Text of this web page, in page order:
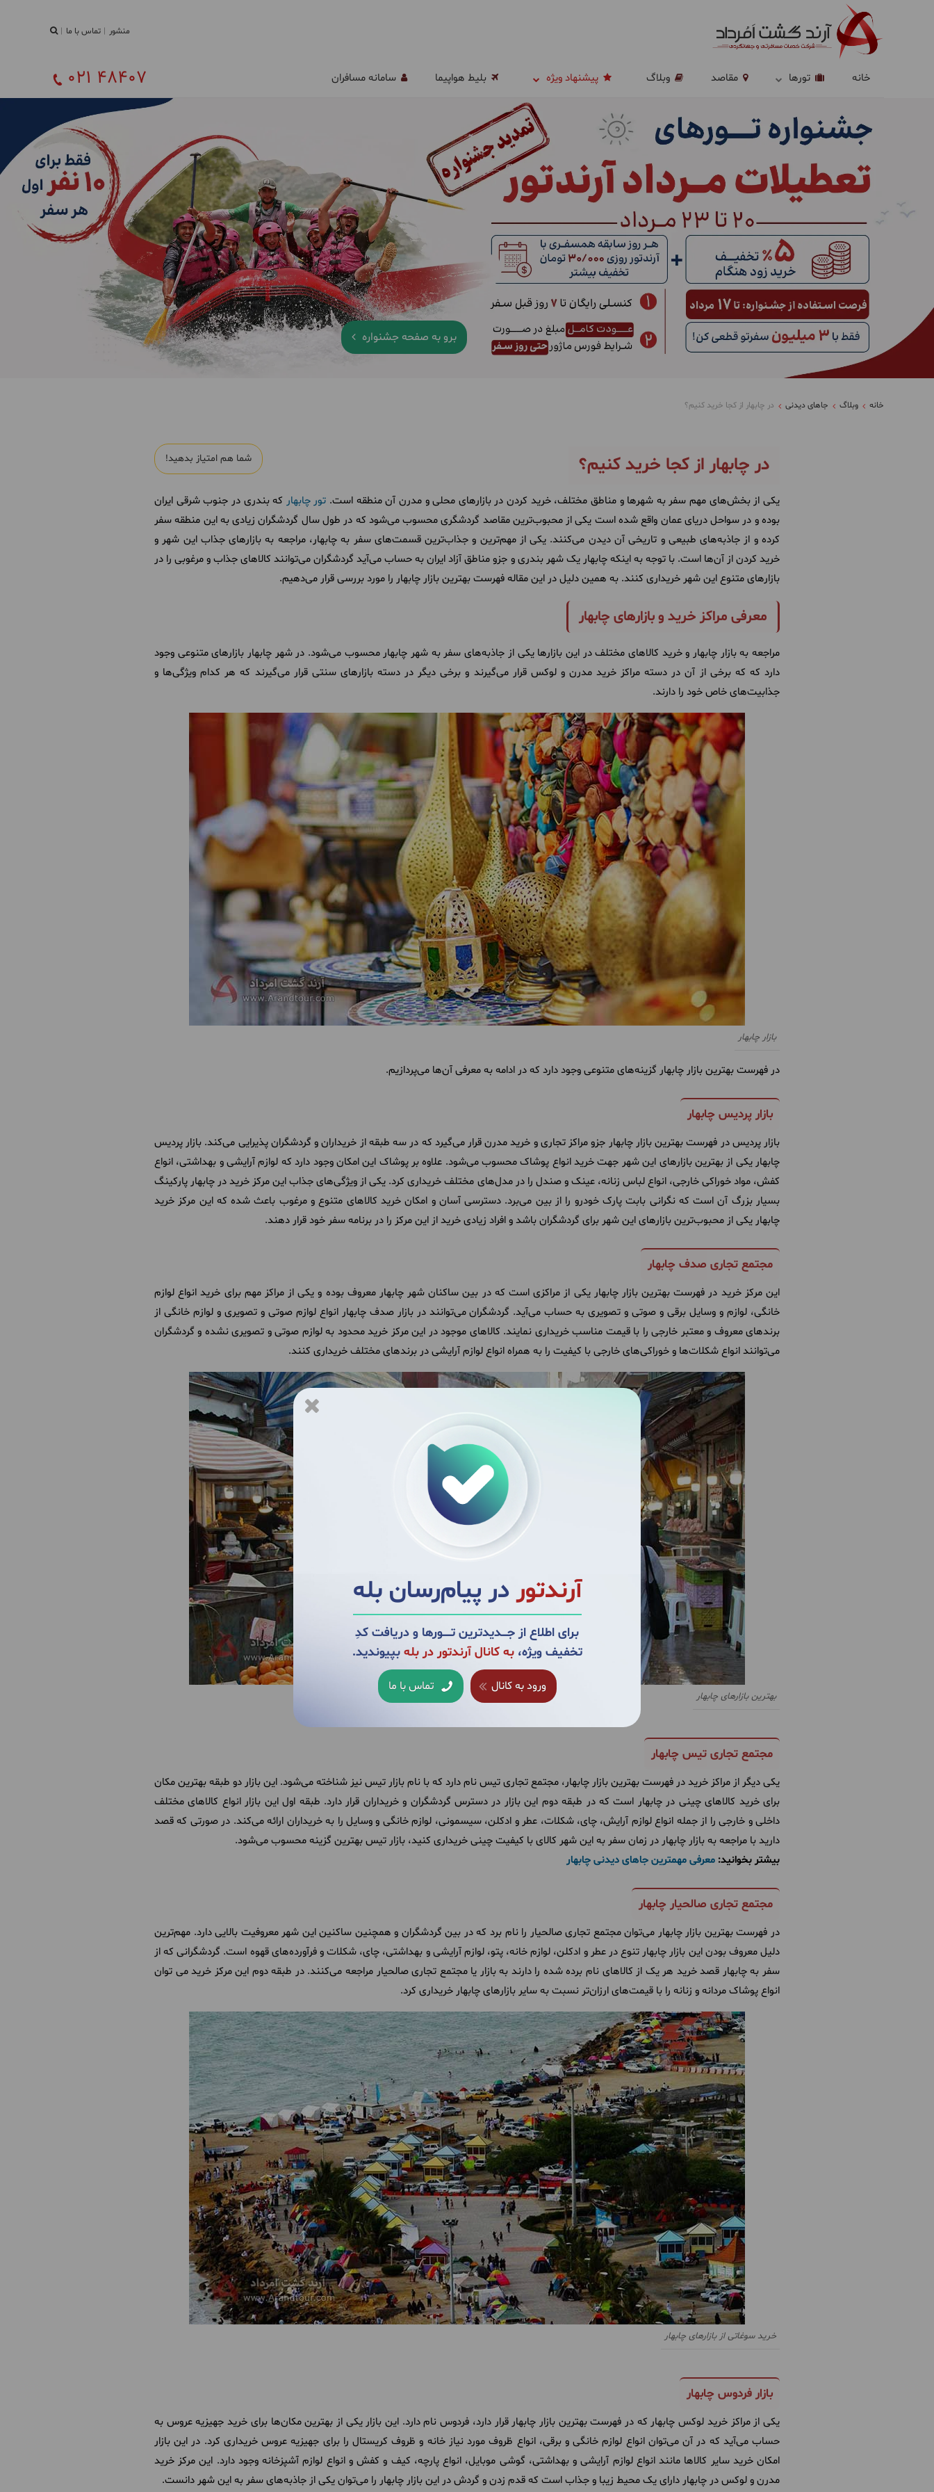
آرندتوردر پیام‌رسان بله
برای اطلاع از جــــدیدترین تــــــورها و دریافت کدِ
تخفیف ویژه،به کانال آرندتور در بله بپیوندید.
ورود به کانال تماس با ما
منشور تماس با ما
خانه تورها مقاصد وبلاگ پیشنهاد ویژه بلیط هواپیما سامانه مسافران 021 48407
برو به صفحه جشنواره
خانه وبلاگ جاهای دیدنی در چابهار از کجا خرید کنیم؟
در چابهار از کجا خرید کنیم؟ شما هم امتیاز بدهید!
یکی از بخش‌های مهم سفر به شهرها و مناطق مختلف، خرید کردن در بازارهای محلی و مدرن آن منطقه است. تور چابهار که بندری در جنوب شرقی ایران
بوده و در سواحل دریای عمان واقع شده است یکی از محبوب‌ترین مقاصد گردشگری محسوب می‌شود که در طول سال گردشگران زیادی به این منطقه سفر
کرده و از جاذبه‌های طبیعی و تاریخی آن دیدن می‌کنند. یکی از مهم‌ترین و جذاب‌ترین قسمت‌های سفر به چابهار، مراجعه به بازارهای جذاب این شهر و
خرید کردن از آن‌ها است. با توجه به اینکه چابهار یک شهر بندری و جزو مناطق آزاد ایران به حساب می‌آید گردشگران می‌توانند کالاهای جذاب و مرغوبی را در
بازارهای متنوع این شهر خریداری کنند. به همین دلیل در این مقاله فهرست بهترین بازار چابهار را مورد بررسی قرار می‌دهیم.
معرفی مراکز خرید و بازارهای چابهار
مراجعه به بازار چابهار و خرید کالاهای مختلف در این بازارها یکی از جاذبه‌های سفر به شهر چابهار محسوب می‌شود. در شهر چابهار بازارهای متنوعی وجود
دارد که که برخی از آن در دسته مراکز خرید مدرن و لوکس قرار می‌گیرند و برخی دیگر در دسته بازارهای سنتی قرار می‌گیرند که هر کدام ویژگی‌ها و
جذابیت‌های خاص خود را دارند.
بازار چابهار
در فهرست بهترین بازار چابهار گزینه‌های متنوعی وجود دارد که در ادامه به معرفی آن‌ها می‌پردازیم.
بازار پردیس چابهار
بازار پردیس در فهرست بهترین بازار چابهار جزو مراکز تجاری و خرید مدرن قرار می‌گیرد که در سه طبقه از خریداران و گردشگران پذیرایی می‌کند. بازار پردیس
چابهار یکی از بهترین بازارهای این شهر جهت خرید انواع پوشاک محسوب می‌شود. علاوه بر پوشاک این امکان وجود دارد که لوازم آرایشی و بهداشتی، انواع
کفش، مواد خوراکی خارجی، انواع لباس زنانه، عینک و صندل را در مدل‌های مختلف خریداری کرد. یکی از ویژگی‌های جذاب این مرکز خرید در چابهار پارکینگ
بسیار بزرگ آن است که نگرانی بابت پارک خودرو را از بین می‌برد. دسترسی آسان و امکان خرید کالاهای متنوع و مرغوب باعث شده که این مرکز خرید
چابهار یکی از محبوب‌ترین بازارهای این شهر برای گردشگران باشد و افراد زیادی خرید از این مرکز را در برنامه سفر خود قرار دهند.
مجتمع تجاری صدف چابهار
این مرکز خرید در فهرست بهترین بازار چابهار یکی از مراکزی است که در بین ساکنان شهر چابهار معروف بوده و یکی از مراکز مهم برای خرید انواع لوازم
خانگی، لوازم و وسایل برقی و صوتی و تصویری به حساب می‌آید. گردشگران می‌توانند در بازار صدف چابهار انواع لوازم صوتی و تصویری و لوازم خانگی از
برندهای معروف و معتبر خارجی را با قیمت مناسب خریداری نمایند. کالاهای موجود در این مرکز خرید محدود به لوازم صوتی و تصویری نشده و گردشگران
می‌توانند انواع شکلات‌ها و خوراکی‌های خارجی با کیفیت را به همراه انواع لوازم آرایشی در برندهای مختلف خریداری کنند.
بهترین بازارهای چابهار
مجتمع تجاری تیس چابهار
یکی دیگر از مراکز خرید در فهرست بهترین بازار چابهار، مجتمع تجاری تیس نام دارد که با نام بازار تیس نیز شناخته می‌شود. این بازار دو طبقه بهترین مکان
برای خرید کالاهای چینی در چابهار است که در طبقه دوم این بازار در دسترس گردشگران و خریداران قرار دارد. طبقه اول این بازار انواع کالاهای مختلف
داخلی و خارجی را از جمله انواع لوازم آرایش، چای، شکلات، عطر و ادکلن، سیسمونی، لوازم خانگی و وسایل را به خریداران ارائه می‌کند. در صورتی که قصد
دارید با مراجعه به بازار چابهار در زمان سفر به این شهر کالای با کیفیت چینی خریداری کنید، بازار تیس بهترین گزینه محسوب می‌شود.
بیشتر بخوانید: معرفی مهمترین جاهای دیدنی چابهار
مجتمع تجاری صالحیار چابهار
در فهرست بهترین بازار چابهار می‌توان مجتمع تجاری صالحیار را نام برد که در بین گردشگران و همچنین ساکنین این شهر معروفیت بالایی دارد. مهم‌ترین
دلیل معروف بودن این بازار چابهار تنوع در عطر و ادکلن، لوازم خانه، پتو، لوازم آرایشی و بهداشتی، چای، شکلات و فرآورده‌های قهوه است. گردشگرانی که از
سفر به چابهار قصد خرید هر یک از کالاهای نام برده شده را دارند به بازار یا مجتمع تجاری صالحیار مراجعه می‌کنند. در طبقه دوم این مرکز خرید می توان
انواع پوشاک مردانه و زنانه را با قیمت‌های ارزان‌تر نسبت به سایر بازارهای چابهار خریداری کرد.
خرید سوغاتی از بازارهای چابهار
بازار فردوس چابهار
یکی از مراکز خرید لوکس چابهار که در فهرست بهترین بازار چابهار قرار دارد، فردوس نام دارد. این بازار یکی از بهترین مکان‌ها برای خرید جهیزیه عروس به
حساب می‌آید که در آن می‌توان انواع لوازم خانگی و برقی، انواع ظروف مورد نیاز خانه و ظروف کریستال را برای جهیزیه عروس خریداری کرد. در این بازار
امکان خرید سایر کالاها مانند انواع لوازم آرایشی و بهداشتی، گوشی موبایل، انواع پارچه، کیف و کفش و انواع لوازم آشپزخانه وجود دارد. این مرکز خرید
مدرن و لوکس در چابهار دارای یک محیط زیبا و جذاب است که قدم زدن و گردش در این بازار چابهار را می‌توان یکی از جاذبه‌های سفر به این شهر دانست.